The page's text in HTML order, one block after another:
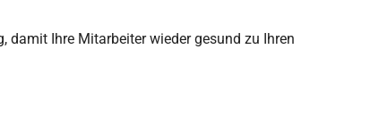
damit Ihre Mitarbeiter wieder gesund zu Ihren